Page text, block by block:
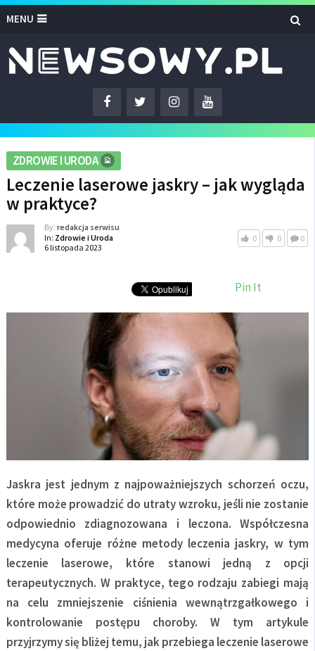
MENU
ZDROWIE I URODA
Leczenie laserowe jaskry – jak wygląda
w praktyce?
By: redakcja serwisu
In: Zdrowie i Uroda
6 listopada 2023
0 0 0
Pin It
Jaskra jest jednym z najpoważniejszych schorzeń oczu,
które może prowadzić do utraty wzroku, jeśli nie zostanie
odpowiednio zdiagnozowana i leczona. Współczesna
medycyna oferuje różne metody leczenia jaskry, w tym
leczenie laserowe, które stanowi jedną z opcji
terapeutycznych. W praktyce, tego rodzaju zabiegi mają
na celu zmniejszenie ciśnienia wewnątrzgałkowego i
kontrolowanie postępu choroby. W tym artykule
przyjrzymy się bliżej temu, jak przebiega leczenie laserowe